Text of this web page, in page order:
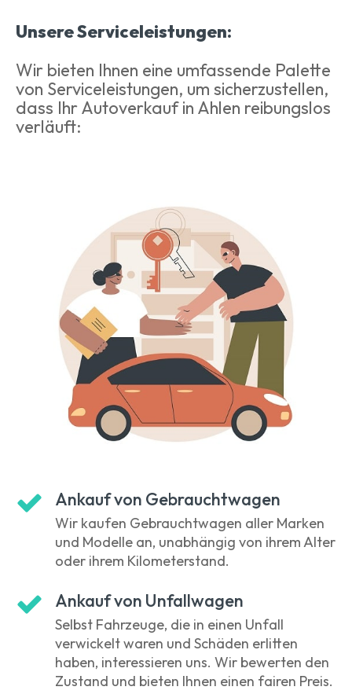
Unsere Serviceleistungen:
Wir bieten Ihnen eine umfassende Palette
von Serviceleistungen, um sicherzustellen,
dass Ihr Autoverkauf in Ahlen reibungslos
verläuft:
Ankauf von Gebrauchtwagen
Wir kaufen Gebrauchtwagen aller Marken
und Modelle an, unabhängig von ihrem Alter
oder ihrem Kilometerstand.
Ankauf von Unfallwagen
Selbst Fahrzeuge, die in einen Unfall
verwickelt waren und Schäden erlitten
haben, interessieren uns. Wir bewerten den
Zustand und bieten Ihnen einen fairen Preis.